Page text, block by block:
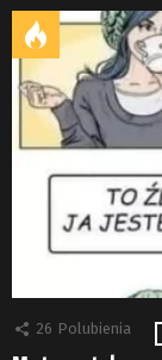
26 Polubienia